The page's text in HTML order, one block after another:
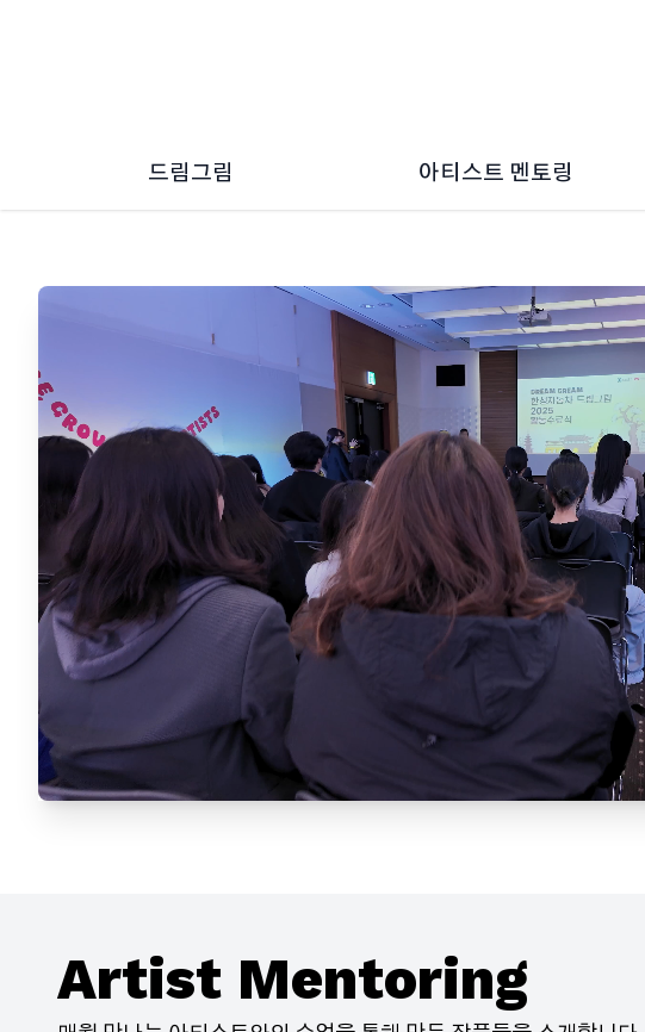
드림그림 아티스트 멘토링
2018 ~ 2019
2020 ~ 2021
2022 ~ 2023
Artist Mentoring